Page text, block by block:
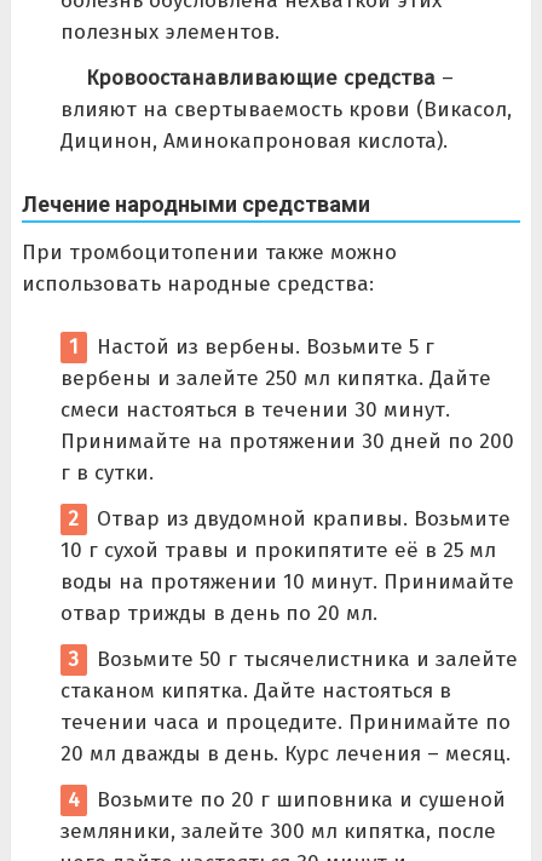
полезных элементов.
Кровоостанавливающие средства–
влияют на свертываемость крови (Викасол,
Дицинон, Аминокапроновая кислота).
Лечение народными средствами
При тромбоцитопении также можно
использовать народные средства:
Настой из вербены. Возьмите 5 г
вербены и залейте 250 мл кипятка. Дайте
смеси настояться в течении 30 минут.
Принимайте на протяжении 30 дней по 200
г в сутки.
Отвар из двудомной крапивы. Возьмите
10 г сухой травы и прокипятите её в 25 мл
воды на протяжении 10 минут. Принимайте
отвар трижды в день по 20 мл.
Возьмите 50 г тысячелистника и залейте
стаканом кипятка. Дайте настояться в
течении часа и процедите. Принимайте по
20 мл дважды в день. Курс лечения – месяц.
Возьмите по 20 г шиповника и сушеной
земляники, залейте 300 мл кипятка, после